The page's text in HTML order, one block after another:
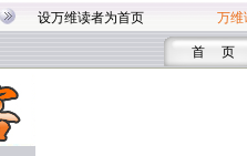
设万维读者为首页 万维
首 页